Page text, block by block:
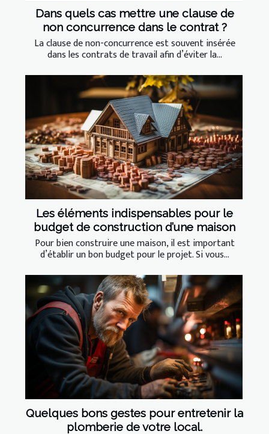
Dans quels cas mettre une clause de
non concurrence dans le contrat ?
La clause de non-concurrence est souvent insérée
dans les contrats de travail afin d’éviter la...
Les éléments indispensables pour le
budget de construction d’une maison
Pour bien construire une maison, il est important
d’établir un bon budget pour le projet. Si vous...
Quelques bons gestes pour entretenir la
plomberie de votre local.